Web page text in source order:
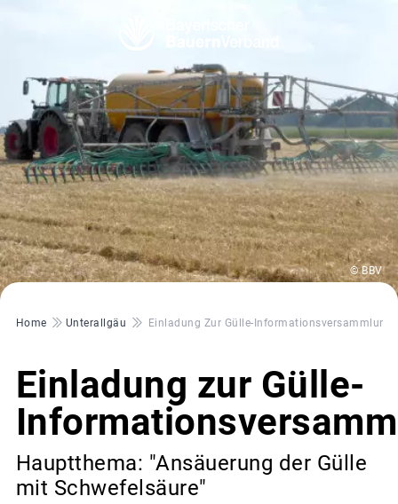
© BBV
Pfadnavigation
Home Unterallgäu Einladung Zur Gülle-Informationsversammlung
Einladung zur Gülle-
Hauptthema: "Ansäuerung der Gülle
mit Schwefelsäure"